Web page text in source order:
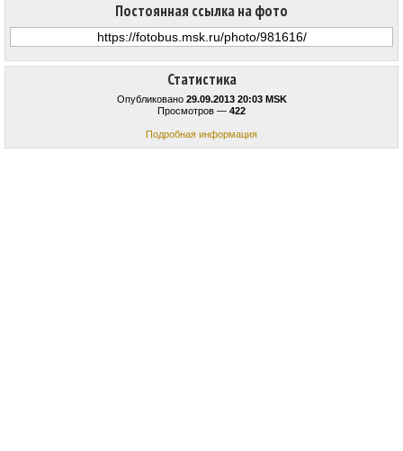
Статистика
Опубликовано 29.09.2013 20:03 MSK
Просмотров — 422
Подробная информация
Постоянная ссылка на фото